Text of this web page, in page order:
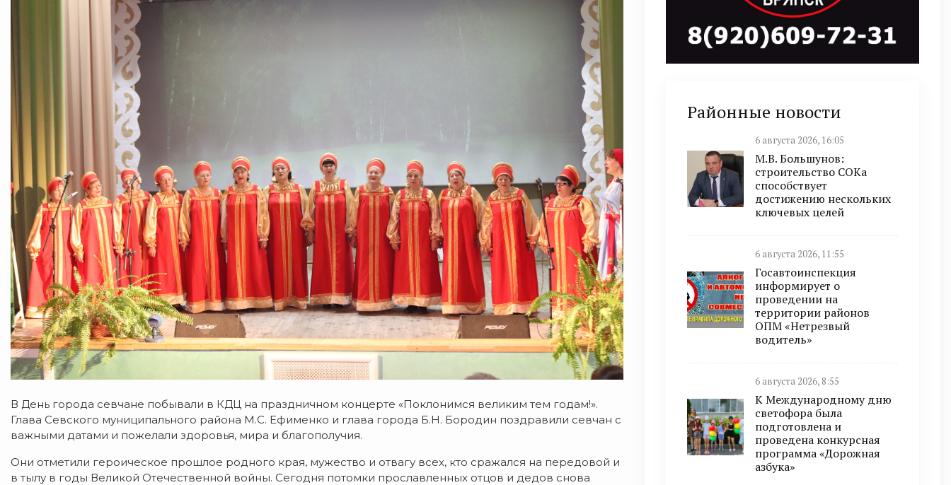
В День города севчане побывали в КДЦ на праздничном концерте «Поклонимся великим тем годам!».
Глава Севского муниципального района М.С. Ефименко и глава города Б.Н. Бородин поздравили севчан с
важными датами и пожелали здоровья, мира и благополучия.
Они отметили героическое прошлое родного края, мужество и отвагу всех, кто сражался на передовой и
в тылу в годы Великой Отечественной войны. Сегодня потомки прославленных отцов и дедов снова
Районные новости
6 августа 2026, 16:05
М.В. Большунов:
строительство СОКа
способствует
достижению нескольких
ключевых целей
6 августа 2026, 11:55
Госавтоинспекция
информирует о
проведении на
территории районов
ОПМ «Нетрезвый
водитель»
6 августа 2026, 8:55
К Международному дню
светофора была
подготовлена и
проведена конкурсная
программа «Дорожная
азбука»